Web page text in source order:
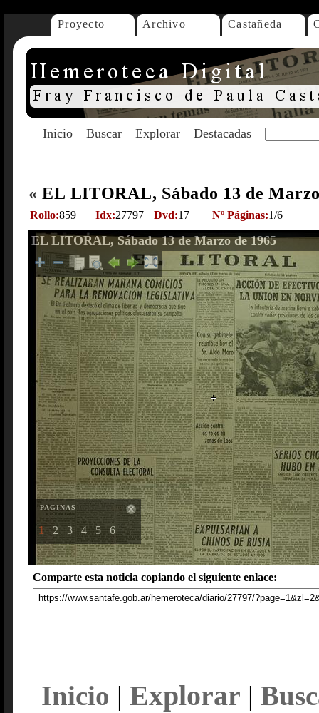
Proyecto Archivo Castañeda
Inicio Buscar Explorar Destacadas
« EL LITORAL, Sábado 13 de
Rollo:859 Idx:27797 Dvd:17 Nº Páginas:1/6
EL LITORAL, Sábado 13 de Marzo de 1965
PAGINAS
1 2 3 4 5 6
Comparte esta noticia copiando el siguiente enlace:
Inicio | Explorar |